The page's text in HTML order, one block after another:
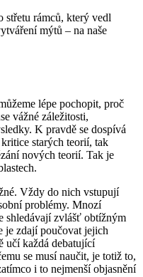
střetu rámců, který vedl
mýtů – na naše
lépe pochopit, proč
vážné záležitosti,
K pravdě se dospívá
starých teorií, tak
nových teorií. Tak je
Vždy do nich vstupují
problémy. Mnozí
shledávají zvlášť obtížným
je zdají poučovat jejich
učí každá debatující
se musí naučit, je totiž to,
i to nejmenší objasnění